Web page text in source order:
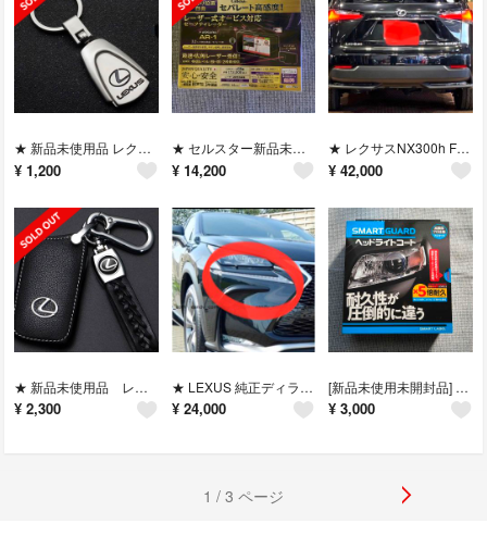
★ 新品未使用品 レクサスキーホルダー
¥ 1,200
★ セルスター新品未開封品 レーザー式オービス対応セーフティレーダー
¥ 14,200
★ レクサスNX300h Fスポーツ AYZ10 テールランプ純正品
¥ 42,000
★ 新品未使用品 レクサス キーホルダー
¥ 2,300
★ LEXUS 純正ディライト ウインカー NX300h AYZ 10
¥ 24,000
[新品未使用未開封品] ヘッドライトコート
¥ 3,000
1 / 3 ページ